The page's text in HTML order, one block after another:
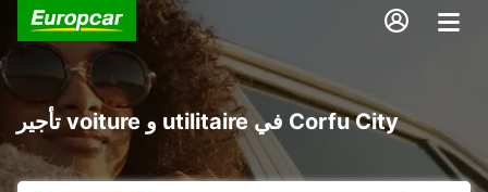
تأجير voiture و utilitaire في Corfu City